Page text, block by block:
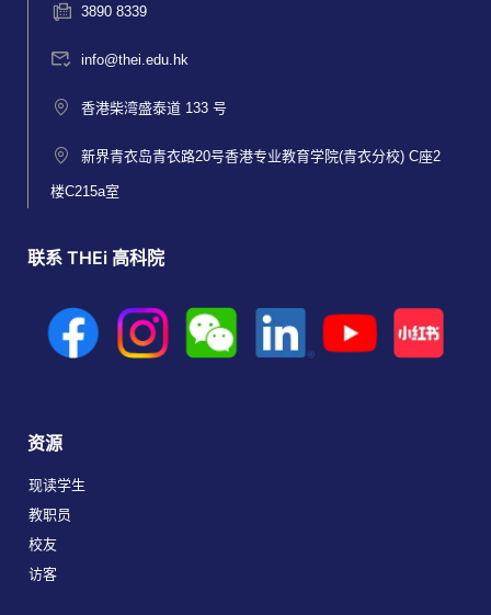
3890 8339
info@thei.edu.hk
香港柴湾盛泰道 133 号
新界青衣岛青衣路20号香港专业教育学院(青衣分校) C座2
楼C215a室
联系 THEi 高科院
资源
现读学生
教职员
校友
访客